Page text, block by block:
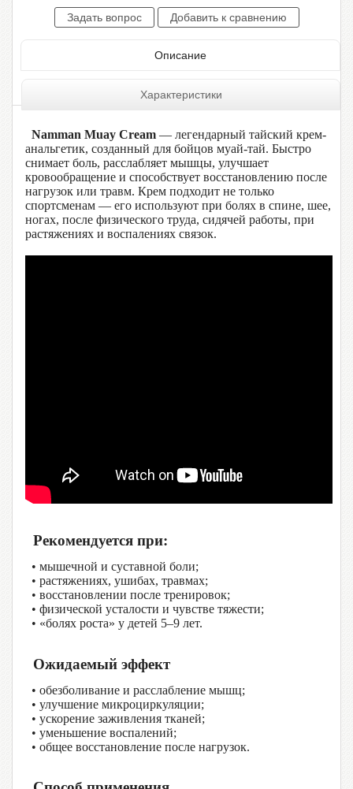
Описание
Характеристики
Namman Muay Cream — легендарный тайский крем-
анальгетик, созданный для бойцов муай-тай. Быстро
снимает боль, расслабляет мышцы, улучшает
кровообращение и способствует восстановлению после
нагрузок или травм. Крем подходит не только
спортсменам — его используют при болях в спине, шее,
ногах, после физического труда, сидячей работы, при
растяжениях и воспалениях связок.
Рекомендуется при:
• мышечной и суставной боли;
• растяжениях, ушибах, травмах;
• восстановлении после тренировок;
• физической усталости и чувстве тяжести;
• «болях роста» у детей 5–9 лет.
Ожидаемый эффект
• обезболивание и расслабление мышц;
• улучшение микроциркуляции;
• ускорение заживления тканей;
• уменьшение воспалений;
• общее восстановление после нагрузок.